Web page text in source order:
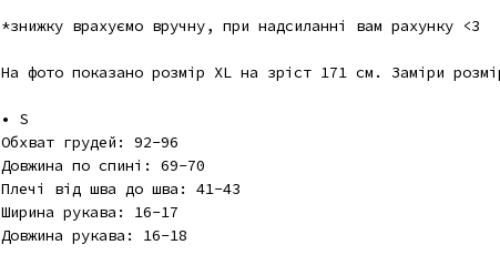
*знижку врахуємо вручну, при надсиланні вам рахунку <3
На фото показано розмір XL на зріст 171 см. Заміри
• S
Обхват грудей: 92-96
Довжина по спині: 69-70
Плечі від шва до шва: 41-43
Ширина рукава: 16-17
Довжина рукава: 16-18